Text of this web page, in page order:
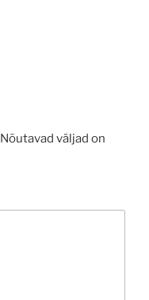
Nõutavad väljad on